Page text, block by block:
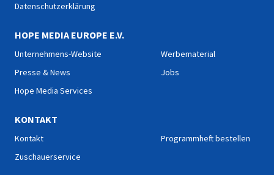
Datenschutzerklärung
HOPE MEDIA EUROPE E.V.
Unternehmens-Website
Presse & News
Hope Media Services
Werbematerial
Jobs
KONTAKT
Kontakt
Zuschauerservice
Programmheft bestellen